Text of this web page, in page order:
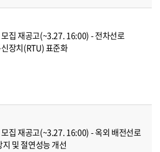
집 재공고(~3.27. 16:00) - 전차선로
장치(RTU) 표준화
집 재공고(~3.27. 16:00) - 옥외 배전선로
및 절연성능 개선